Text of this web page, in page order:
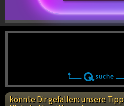
könnte Dir gefallen: unsere